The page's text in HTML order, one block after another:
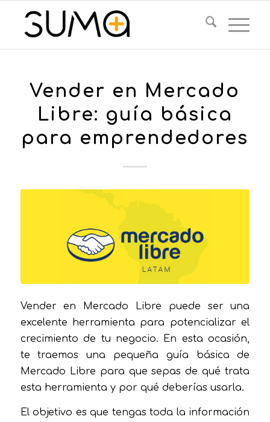
Vender en Mercado
Libre: guía básica
para emprendedores
Vender en Mercado Libre puede ser una
excelente herramienta para potencializar el
crecimiento de tu negocio. En esta ocasión,
te traemos una pequeña guía básica de
Mercado Libre para que sepas de qué trata
esta herramienta y por qué deberías usarla.
El objetivo es que tengas toda la información